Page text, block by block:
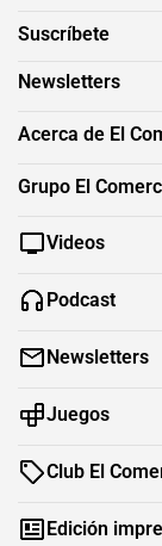
Suscríbete
Newsletters
Acerca de El
Grupo El
Videos
Podcast
Newsletters
Juegos
Club El
Edición